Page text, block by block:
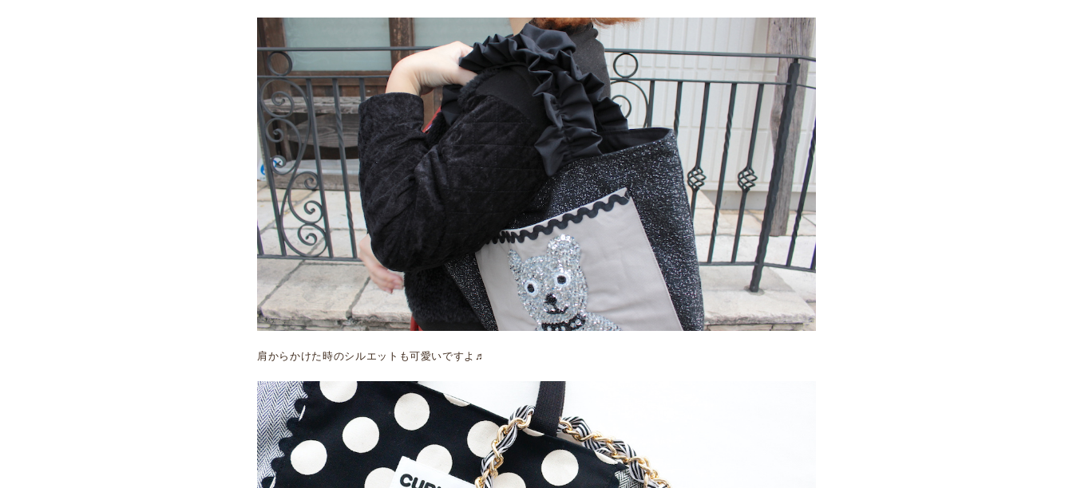
肩からかけた時のシルエットも可愛いですよ♬